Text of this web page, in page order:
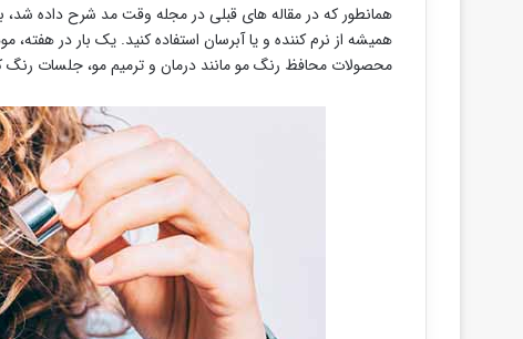
همانطور که در مقاله های قبلی در مجله وقت مد شرح داده شد،
همیشه از نرم کننده و یا آبرسان استفاده کنید. یک بار در
محصولات محافظ رنگ مو مانند درمان و ترمیم مو، جلسات